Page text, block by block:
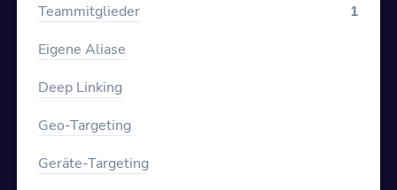
Teammitglieder
1
Eigene Aliase
Deep Linking
Geo-Targeting
Geräte-Targeting